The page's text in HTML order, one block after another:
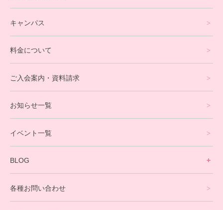
オンラインコース
eスポーツコース
就労支援コース
英会話・海外留学コース
寮生活サポート
卒業生の今
キャンパス
料金について
ご入会案内・資料請求
お知らせ一覧
イベント一覧
BLOG
各種お問い合わせ